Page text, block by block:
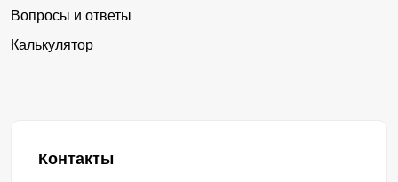
Вопросы и ответы
Калькулятор
Контакты